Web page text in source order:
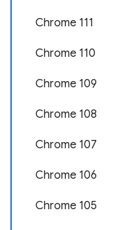
Chrome 111
Chrome 110
Chrome 109
Chrome 108
Chrome 107
Chrome 106
Chrome 105